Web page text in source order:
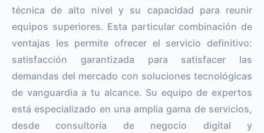
técnica de alto nivel y su capacidad para reunir
equipos superiores. Esta particular combinación de
ventajas les permite ofrecer el servicio definitivo:
satisfacción garantizada para satisfacer las
demandas del mercado con soluciones tecnológicas
de vanguardia a tu alcance. Su equipo de expertos
está especializado en una amplia gama de servicios,
desde consultoría de negocio digital y